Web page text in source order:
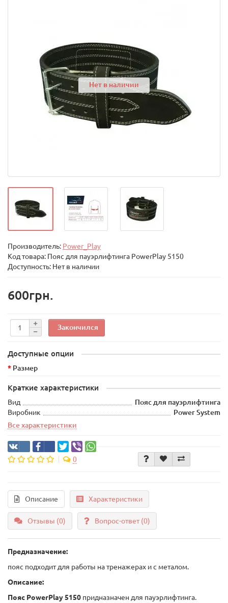
Нет в наличии
Производитель: Power_Play
Код товара: Пояс для пауэрлифтинга PowerPlay 5150
Доступность: Нет в наличии
600грн.
Закончился
Доступные опции
Размер
Краткие характеристики
Вид
Пояс для пауэрлифтинга
Виробник
Power System
Все характеристики
0
Описание Характеристики
Отзывы (0) Вопрос-ответ(0)
Предназначение:
пояс подходит для работы на тренажерах и с металом.
Описание:
Пояс PowerPlay 5150 придназначен для пауэрлифтинга.